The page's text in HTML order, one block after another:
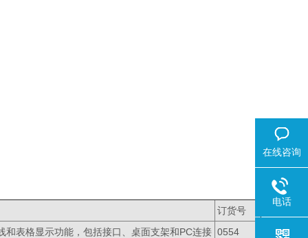
订货号
和表格显示功能，包括接口、桌面支架和PC连接 0554
在线咨询
电话